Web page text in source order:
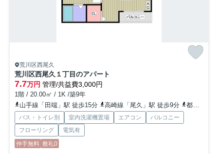
荒川区西尾久
荒川区西尾久１丁目のアパート
7.7万円 管理/共益費3,000円
1階 / 20.00㎡ / 1K /築9年
山手線「田端」駅 徒歩15分
高崎線「尾久」駅 徒歩9分 都電荒川線「宮ノ前」駅 徒歩8分
バス・トイレ別 室内洗濯機置場 エアコン
バルコニー
フローリング
電気有
仲手無料 敷礼0